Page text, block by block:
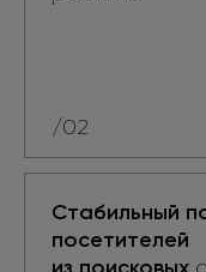
/02
Стабильный
посетителей